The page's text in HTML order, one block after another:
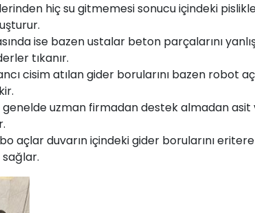
hiç su gitmemesi sonucu içindeki
ise bazen ustalar beton parçalarını
tıkanır.
cisim atılan gider borularını bazen robot
uzman firmadan destek almadan
açlar duvarın içindeki gider borularını
sağlar.